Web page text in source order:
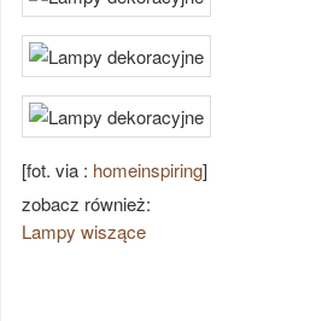
[fot. via : homeinspiring]
zobacz również:
Lampy wiszące